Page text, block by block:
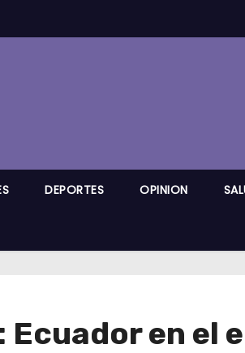
DEPORTES OPINION
en el